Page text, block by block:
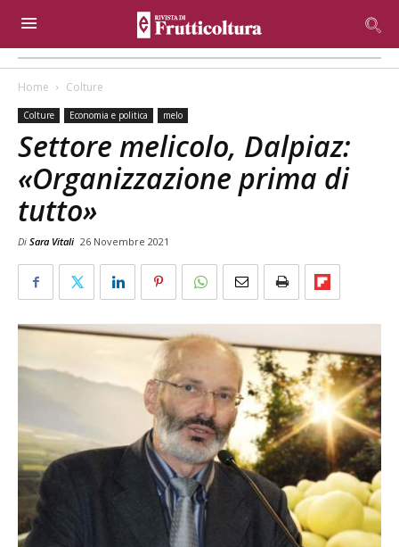
Home Colture
Colture Economia e politica melo
Settore melicolo, Dalpiaz:
«Organizzazione prima di
tutto»
Di Sara Vitali 26 Novembre 2021